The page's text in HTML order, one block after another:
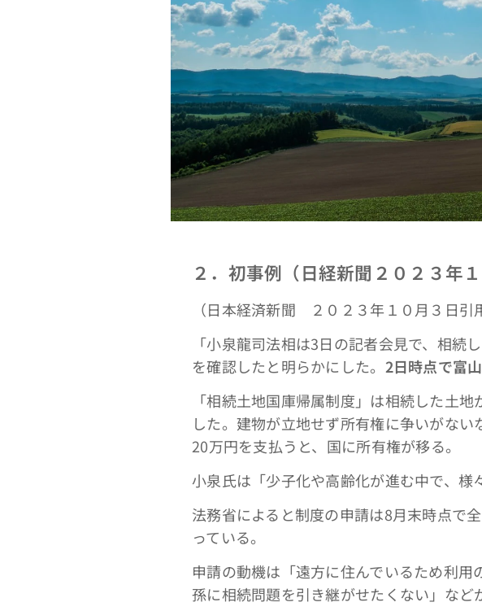
２．初事例（日経新聞２０２３年
（日本経済新聞 ２０２３年１０月３日引
「小泉龍司法相は3日の記者会見で、相
を確認したと明らかにした。 2日時点で富
「相続土地国庫帰属制度」は相続した土
した。建物が立地せず所有権に争いがな
20万円を支払うと、国に所有権が移る。
小泉氏は「少子化や高齢化が進む中で、様
法務省によると制度の申請は8月末時点で
っている。
申請の動機は「遠方に住んでいるため利
孫に相続問題を引き継がせたくない」など